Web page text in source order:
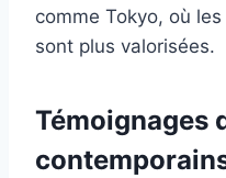
comme Tokyo, où
sont plus valorisées.
Témoignages